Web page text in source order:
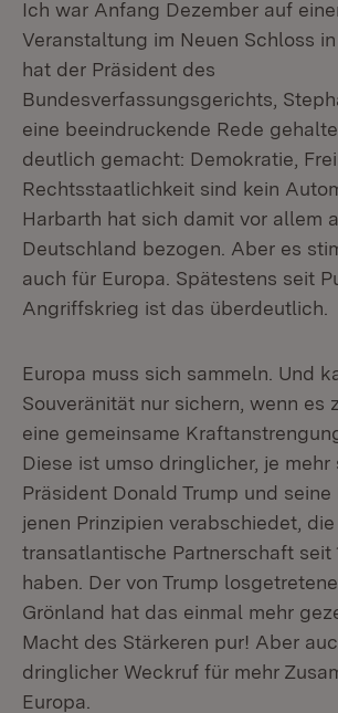
Ich war Anfang Dezember auf
Veranstaltung im Neuen Schloss
hat der Präsident des
Bundesverfassungsgerichts,
eine beeindruckende Rede
deutlich gemacht: Demokratie,
Rechtsstaatlichkeit sind kein
Harbarth hat sich damit vor allem
Deutschland bezogen. Aber es
auch für Europa. Spätestens seit
Angriffskrieg ist das überdeutlich.
Europa muss sich sammeln. Und
Souveränität nur sichern, wenn es
eine gemeinsame
Diese ist umso dringlicher, je mehr
Präsident Donald Trump und seine
jenen Prinzipien verabschiedet,
transatlantische Partnerschaft seit
haben. Der von Trump
Grönland hat das einmal mehr
Macht des Stärkeren pur! Aber
dringlicher Weckruf für mehr
Europa.